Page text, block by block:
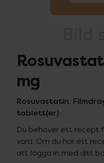
mg
Rosuvastatin,
tablett(er)
Du behöver ett recept
vara. Om du har ett
att logga in med ditt